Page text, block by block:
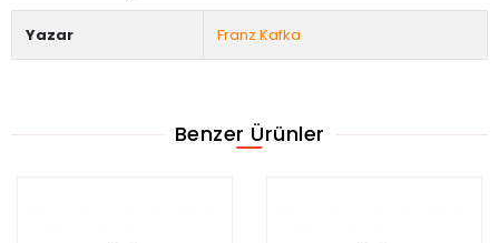
Yazar Franz Kafka
Benzer Ürünler